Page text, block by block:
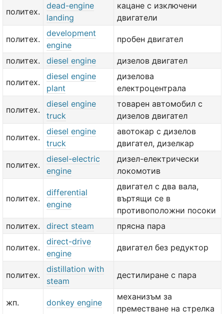
политех.
dead-engine
landing
кацане с изключени
двигатели
политех.
development
engine
пробен двигател
политех. diesel engine дизелов двигател
политех.
diesel engine
plant
дизелова
електроцентрала
политех.
diesel engine
truck
товарен автомобил с
дизелов двигател
политех.
diesel engine
truck
авотокар с дизелов
двигател, дизелкар
политех.
diesel-electric
engine
дизел-електрически
локомотив
политех.
differential
engine
двигател с два вала,
въртящи се в
противоположни посоки
политех.
direct steam прясна пара
политех.
direct-drive
engine
двигател без редуктор
политех.
distillation with
steam
дестилиране с пара
жп. donkey engine
механизъм за
преместване на стрелка